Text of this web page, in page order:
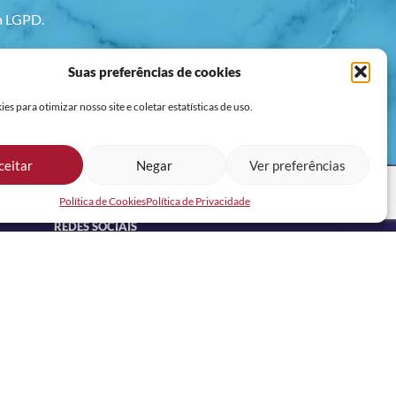
Suas preferências de cookies
para otimizar nosso site e coletar estatísticas de uso.
Negar Ver preferências
Política de CookiesPolítica de Privacidade
REDES SOCIAIS